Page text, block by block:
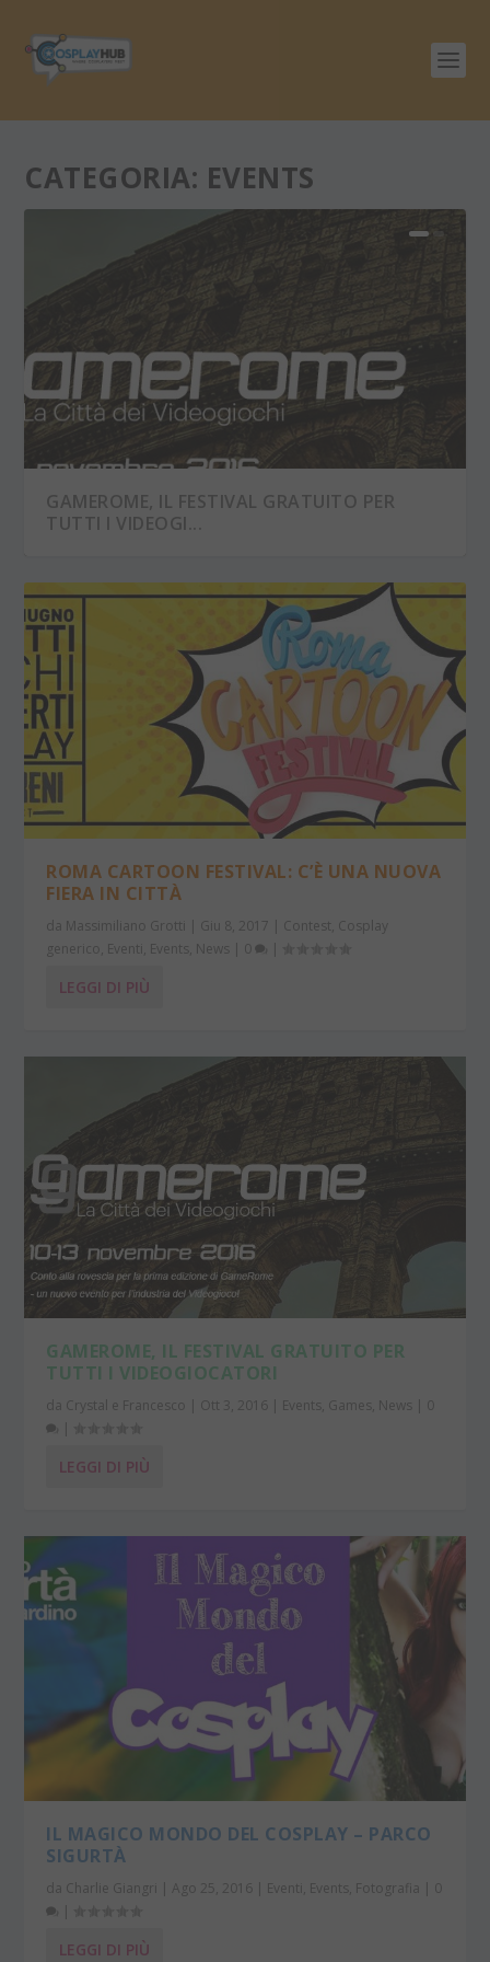
CATEGORIA: EVENTS
GAMEROME, IL FESTIVAL GRATUITO PER
TUTTI I VIDEOGI...
SIGURTÀ
ROMA CARTOON FESTIVAL: C’È UNA NUOVA
FIERA IN CITTÀ
da Massimiliano Grotti | Giu 8, 2017 | Contest, Cosplay
generico , Eventi, Events , News | 0 |
LEGGI DI PIÙ
GAMEROME, IL FESTIVAL GRATUITO PER
TUTTI I VIDEOGIOCATORI
da Crystal e Francesco | Ott 3, 2016 | Events , Games , News | 0
|
LEGGI DI PIÙ
IL MAGICO MONDO DEL COSPLAY – PARCO
SIGURTÀ
da Charlie Giangri | Ago 25, 2016 | Eventi, Events , Fotografia | 0
|
LEGGI DI PIÙ